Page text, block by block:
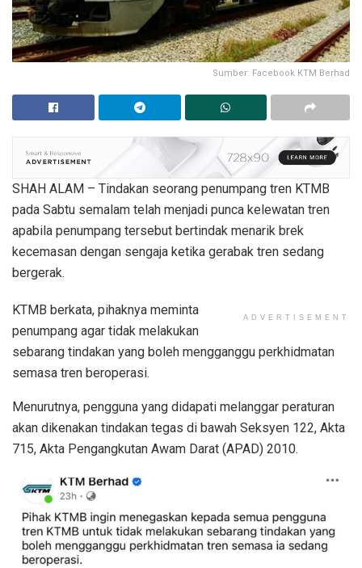
Sumber: Facebook KTM Berhad
SHAH ALAM – Tindakan seorang penumpang tren KTMB
pada Sabtu semalam telah menjadi punca kelewatan tren
apabila penumpang tersebut bertindak menarik brek
kecemasan dengan sengaja ketika gerabak tren sedang
bergerak.
ADVERTISEMENT
KTMB berkata, pihaknya meminta
penumpang agar tidak melakukan
sebarang tindakan yang boleh mengganggu perkhidmatan
semasa tren beroperasi.
Menurutnya, pengguna yang didapati melanggar peraturan
akan dikenakan tindakan tegas di bawah Seksyen 122, Akta
715, Akta Pengangkutan Awam Darat (APAD) 2010.